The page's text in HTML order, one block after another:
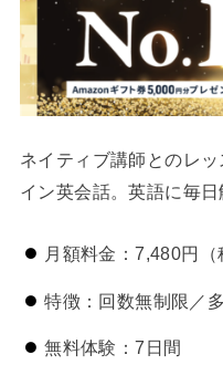
ネイティブ講師とのレ
イン英会話。英語に毎日
月額料金：7,480円（
特徴：回数無制限／
無料体験：7日間